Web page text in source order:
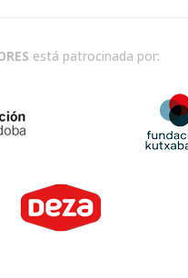
está patrocinada por: